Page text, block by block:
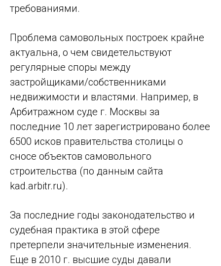
требованиями.
Проблема самовольных построек крайне
актуальна, о чем свидетельствуют
регулярные споры между
застройщиками/собственниками
недвижимости и властями. Например, в
Арбитражном суде г. Москвы за
последние 10 лет зарегистрировано более
6500 исков правительства столицы о
сносе объектов самовольного
строительства (по данным сайта
kad.arbitr.ru).
За последние годы законодательство и
судебная практика в этой сфере
претерпели значительные изменения.
Еще в 2010 г. высшие суды давали